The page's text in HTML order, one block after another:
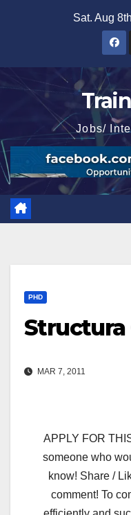
Sat. Aug
Jobs/
PHD
Structura
MAR 7, 2011
APPLY FOR
someone who
know! Share /
comment! To